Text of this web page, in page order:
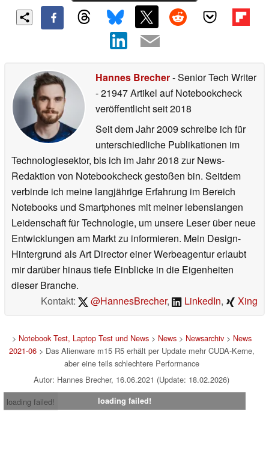
Hannes Brecher- Senior Tech Writer
- 21947 Artikel auf Notebookcheck
veröffentlichtseit 2018
Seit dem Jahr 2009 schreibe ich für
unterschiedliche Publikationen im
Technologiesektor, bis ich im Jahr 2018 zur News-
Redaktion von Notebookcheck gestoßen bin. Seitdem
verbinde ich meine langjährige Erfahrung im Bereich
Notebooks und Smartphones mit meiner lebenslangen
Leidenschaft für Technologie, um unsere Leser über neue
Entwicklungen am Markt zu informieren. Mein Design-
Hintergrund als Art Director einer Werbeagentur erlaubt
mir darüber hinaus tiefe Einblicke in die Eigenheiten
dieser Branche.
Kontakt:
@HannesBrecher, LinkedIn, Xing
> Notebook Test, Laptop Test und News> News> Newsarchiv> News
2021-06> Das Alienware m15 R5 erhält per Update mehr CUDA-Kerne,
aber eine teils schlechtere Performance
Autor: Hannes Brecher, 16.06.2021 (Update: 18.02.2026)
loading failed!
loading failed!